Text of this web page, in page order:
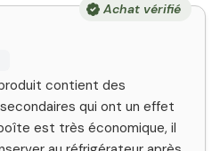
Achat vérifié
contient des
qui ont un effet
est très économique, il